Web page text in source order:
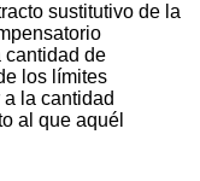
sustitutivo de la
cantidad de
los límites
la cantidad
al que aquél